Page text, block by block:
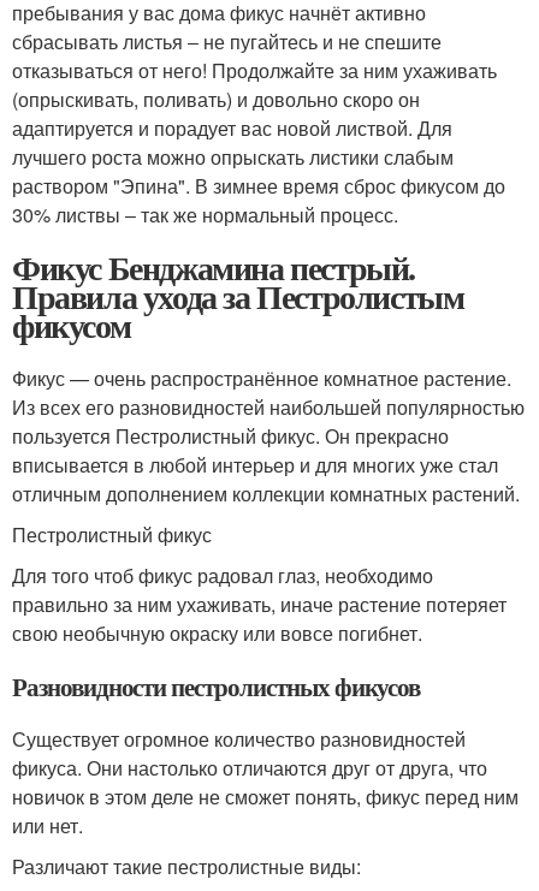
пребывания у вас дома фикус начнёт активно
сбрасывать листья ‒ не пугайтесь и не спешите
отказываться от него! Продолжайте за ним ухаживать
(опрыскивать, поливать) и довольно скоро он
адаптируется и порадует вас новой листвой. Для
лучшего роста можно опрыскать листики слабым
раствором "Эпина". В зимнее время сброс фикусом до
30% листвы ‒ так же нормальный процесс.
Фикус Бенджамина пестрый.
Правила ухода за Пестролистым
фикусом
Фикус — очень распространённое комнатное растение.
Из всех его разновидностей наибольшей популярностью
пользуется Пестролистный фикус. Он прекрасно
вписывается в любой интерьер и для многих уже стал
отличным дополнением коллекции комнатных растений.
Пестролистный фикус
Для того чтоб фикус радовал глаз, необходимо
правильно за ним ухаживать, иначе растение потеряет
свою необычную окраску или вовсе погибнет.
Разновидности пестролистных фикусов
Существует огромное количество разновидностей
фикуса. Они настолько отличаются друг от друга, что
новичок в этом деле не сможет понять, фикус перед ним
или нет.
Различают такие пестролистные виды: